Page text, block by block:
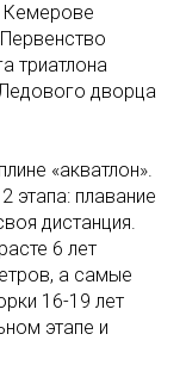
Кемерове
триатлона
дворца
«акватлон».
этапа: плавание
дистанция.
6 лет
а самые
16-19 лет
этапе и